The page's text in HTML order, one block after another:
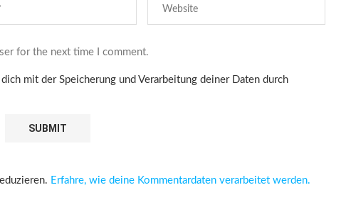
for the next time I comment.
mit der Speicherung und Verarbeitung deiner Daten durch
Erfahre, wie deine Kommentardaten verarbeitet werden.